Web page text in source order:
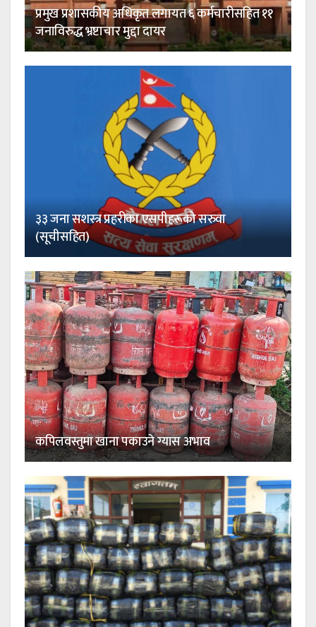
प्रमुख प्रशासकीय अधिकृत लगायत ६ कर्मचारीसहित ११
जनाविरुद्ध भ्रष्टाचार मुद्दा दायर
३३ जना सशस्त्र प्रहरीका एसपीहरूको सरुवा
(सूचीसहित)
कपिलवस्तुमा खाना पकाउने ग्यास अभाव